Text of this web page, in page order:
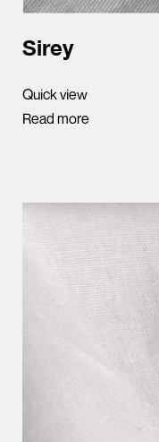
Sirey
Quick view
Read more